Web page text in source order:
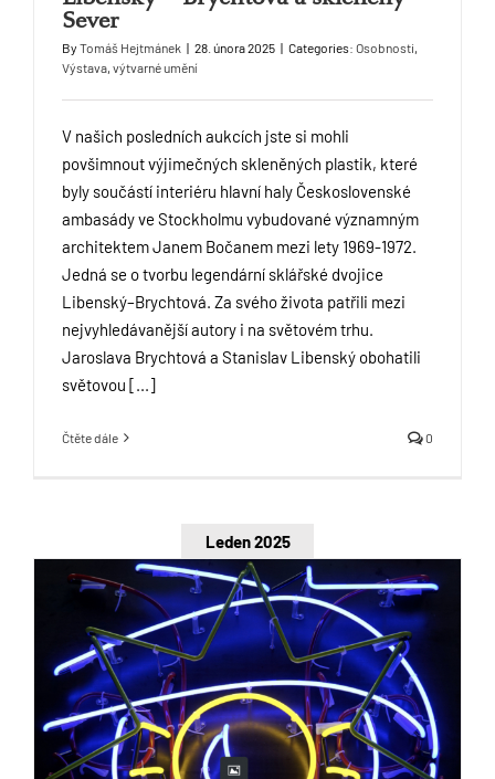
Sever
By Tomáš Hejtmánek | 28. února 2025 | Categories: Osobnosti,
Výstava, výtvarné umění
V našich posledních aukcích jste si mohli
povšimnout výjimečných skleněných plastik, které
byly součástí interiéru hlavní haly Československé
ambasády ve Stockholmu vybudované významným
architektem Janem Bočanem mezi lety 1969-1972.
Jedná se o tvorbu legendární sklářské dvojice
Libenský–Brychtová. Za svého života patřili mezi
nejvyhledávanější autory i na světovém trhu.
Jaroslava Brychtová a Stanislav Libenský obohatili
světovou [...]
Čtěte dále 0
Leden 2025